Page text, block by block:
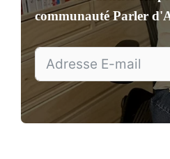
communautéParler